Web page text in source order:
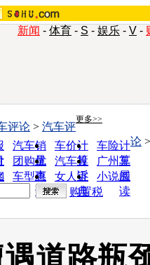
新闻 - 体育 - S - 娱乐 - V -
更多>>
汽车销
量
车价计
算
车险计
算
团购优
惠
汽车投
诉
广州车
展
车型查
询
女人宝
典
小说阅
读
评论 > 汽车评
论
购置税